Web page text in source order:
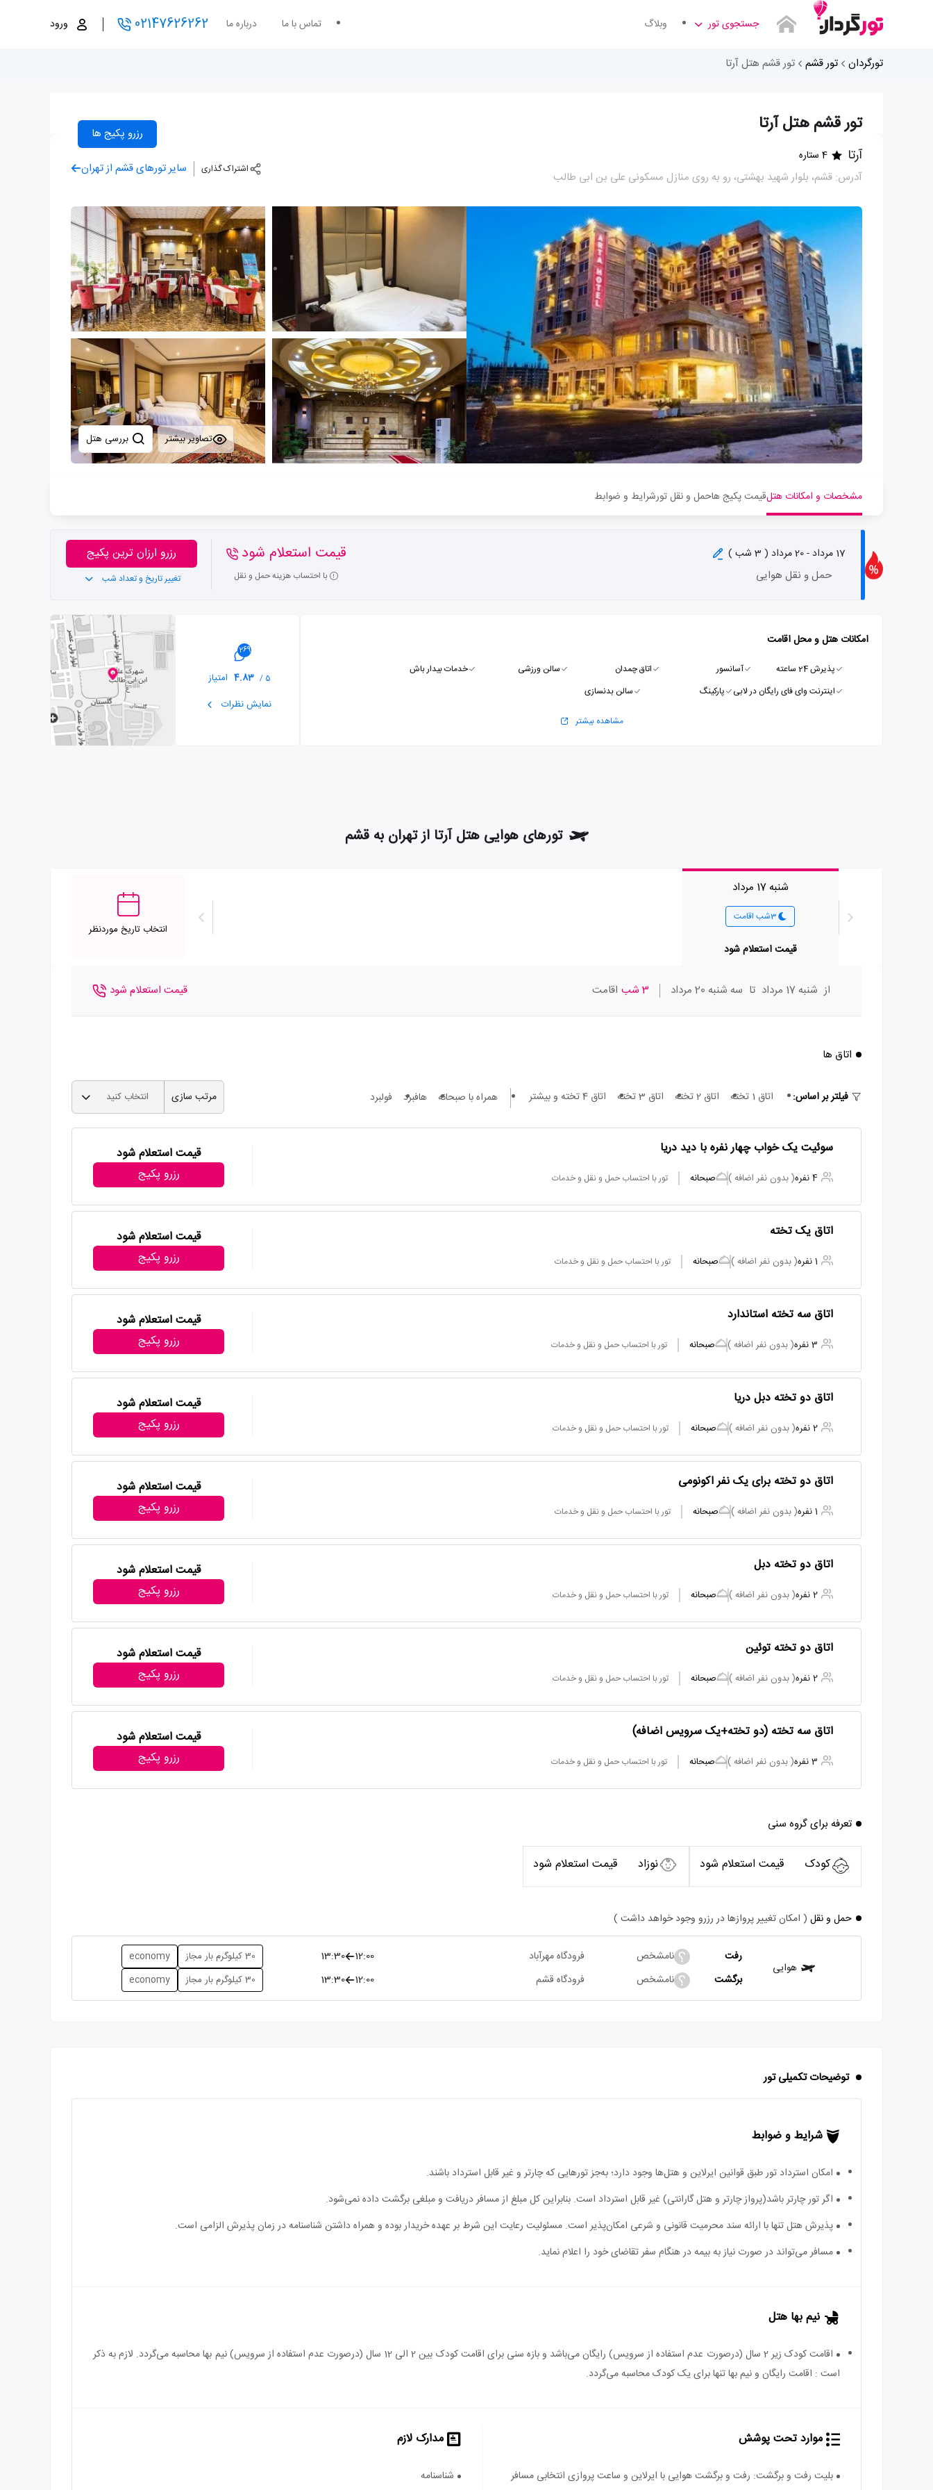
جستجوی تور وبلاگ تماس با ما درباره ما 02147626262 ورود
تورگردان تور قشم تور قشم هتل آرتا
تور قشم هتل آرتا رزرو پکیج ها
آرتا 4 ستاره
آدرس: قشم، بلوار شهید بهشتی، رو به روی منازل مسکونی علی بن ابی طالب
اشتراک گذاری سایر تورهای قشم از تهران
تصاویر بیشتر
مشخصات و امکانات هتلقیمت پکیج هاحمل و نقل تورشرایط و ضوابط
17 مرداد - 20 مرداد ( 3 شب )
حمل و نقل هوایی
قیمت استعلام شود
با احتساب هزینه حمل و نقل
رزرو ارزان ترین پکیج
تغییر تاریخ و تعداد شب
امکانات هتل و محل اقامت
پذیرش 24 ساعته آسانسور اتاق چمدان سالن ورزشی
خدمات بیدار باش
اینترنت وای فای رایگان در لابی
پارکینگ سالن بدنسازی
مشاهده بیشتر
269
5 /
4.83 امتیاز
نمایش نظرات
تورهای هوایی هتل آرتا از تهران به قشم
شنبه 17 مرداد
3شب اقامت
قیمت استعلام شود
انتخاب تاریخ موردنظر
از شنبه 17 مرداد تا سه شنبه 20 مرداد 3 شب اقامت قیمت استعلام شود
اتاق ها
فیلتر بر اساس: اتاق 1 تخته اتاق 2 تخته اتاق 3 تخته اتاق 4 تخته و بیشتر همراه با صبحانه هافبرد فولبرد مرتب سازی انتخاب کنید
سوئیت یک خواب چهار نفره با دید دریا
4 نفره ( بدون نفر اضافه ) صبحانه تور با احتساب حمل و نقل و خدمات
قیمت استعلام شود
رزرو پکیج
اتاق یک تخته
1 نفره ( بدون نفر اضافه ) صبحانه تور با احتساب حمل و نقل و خدمات
قیمت استعلام شود
رزرو پکیج
اتاق سه تخته استاندارد
3 نفره ( بدون نفر اضافه ) صبحانه تور با احتساب حمل و نقل و خدمات
قیمت استعلام شود
رزرو پکیج
اتاق دو تخته دبل دریا
2 نفره ( بدون نفر اضافه ) صبحانه تور با احتساب حمل و نقل و خدمات
قیمت استعلام شود
رزرو پکیج
اتاق دو تخته برای یک نفر اکونومی
1 نفره ( بدون نفر اضافه ) صبحانه تور با احتساب حمل و نقل و خدمات
قیمت استعلام شود
رزرو پکیج
اتاق دو تخته دبل
2 نفره ( بدون نفر اضافه ) صبحانه تور با احتساب حمل و نقل و خدمات
قیمت استعلام شود
رزرو پکیج
اتاق دو تخته توئین
2 نفره ( بدون نفر اضافه ) صبحانه تور با احتساب حمل و نقل و خدمات
قیمت استعلام شود
رزرو پکیج
اتاق سه تخته (دو تخته+یک سرویس اضافه)
3 نفره ( بدون نفر اضافه ) صبحانه تور با احتساب حمل و نقل و خدمات
قیمت استعلام شود
رزرو پکیج
تعرفه برای گروه سنی
کودک قیمت استعلام شود نوزاد قیمت استعلام شود
حمل و نقل ( امکان تغییر پروازها در رزرو وجود خواهد داشت )
هوایی
رفت نامشخص فرودگاه مهرآباد 12:00
13:30 30 کیلوگرم بار مجاز economy
برگشت نامشخص فرودگاه قشم 12:00
13:30 30 کیلوگرم بار مجاز economy
توضیحات تکمیلی تور
شرایط و ضوابط
امکان استرداد تور طبق قوانین ایرلاین و هتل‌ها وجود دارد؛ به‌جز تورهایی که چارتر و غیر قابل استرداد باشند.
اگر تور چارتر باشد(پرواز چارتر و هتل گارانتی) غیر قابل استرداد است. بنابراین کل مبلغ از مسافر دریافت و مبلغی برگشت داده نمی‌شود.
پذیرش هتل تنها با ارائه سند محرمیت قانونی و شرعی امکان‌پذیر است. مسئولیت رعایت این شرط بر عهده خریدار بوده و همراه داشتن شناسنامه در زمان پذیرش الزامی است.
مسافر می‌تواند در صورت نیاز به بیمه در هنگام سفر تقاضای خود را اعلام نماید.
نیم بها هتل
اقامت کودک زیر 2 سال (درصورت عدم استفاده از سرویس) رایگان می‌باشد و بازه سنی برای اقامت کودک بین 2 الی 12 سال (درصورت عدم استفاده از سرویس) نیم بها محاسبه می‌گردد. لازم به ذکر
است : اقامت رایگان و نیم بها تنها برای یک کودک محاسبه می‌گردد.
موارد تحت پوشش
بلیت رفت و برگشت: رفت و برگشت هوایی با ایرلاین و ساعت پروازی انتخابی مسافر
مدارک لازم
شناسنامه